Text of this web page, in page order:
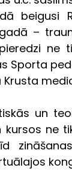
beigusi
–
ne
Sporta
Krusta
un
ne